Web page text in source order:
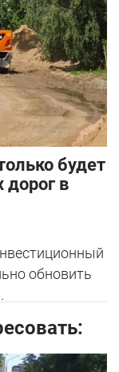
будет
дорог в
обновить